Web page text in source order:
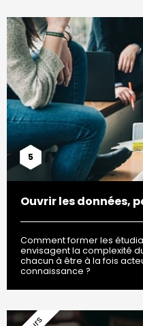
5
Ouvrir les données,
Comment former les
envisagent la complexité
chacun à être à la fois
connaissance ?